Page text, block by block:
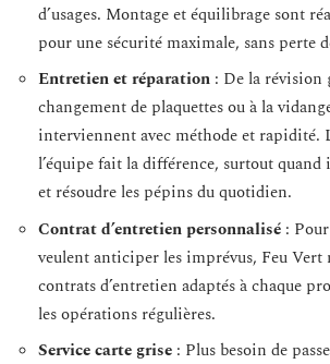
d’usages. Montage et équilibrage sont
pour une sécurité maximale, sans perte
Entretien et réparation : De la révision
changement de plaquettes ou à la
interviennent avec méthode et rapidité.
l’équipe fait la différence, surtout quand
et résoudre les pépins du quotidien.
Contrat d’entretien personnalisé :
veulent anticiper les imprévus, Feu Vert
contrats d’entretien adaptés à chaque
les opérations régulières.
Service carte grise : Plus besoin de